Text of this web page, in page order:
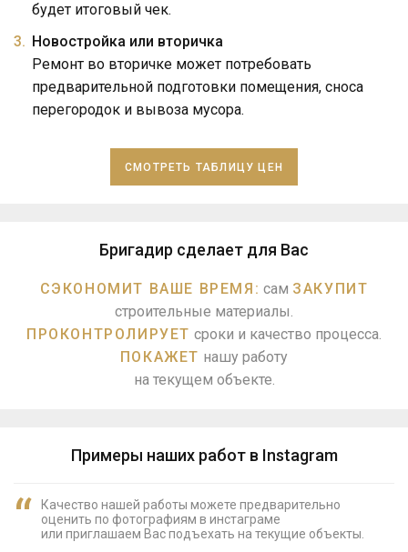
будет итоговый чек.
Новостройка или вторичка
Ремонт во вторичке может потребовать
предварительной подготовки помещения, сноса
перегородок и вывоза мусора.
СМОТРЕТЬ ТАБЛИЦУ ЦЕН
Бригадир сделает для Вас
СЭКОНОМИТ ВАШЕ ВРЕМЯ: сам ЗАКУПИТ
строительные материалы.
ПРОКОНТРОЛИРУЕТ сроки и качество процесса.
ПОКАЖЕТ нашу работу
на текущем объекте.
Примеры наших работ в Instagram
Качество нашей работы можете предварительно
оценить по фотографиям в инстаграме
или приглашаем Вас подъехать на текущие объекты.